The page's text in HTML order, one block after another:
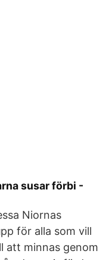
susar förbi -
Niornas
för alla som vill
att minnas genom